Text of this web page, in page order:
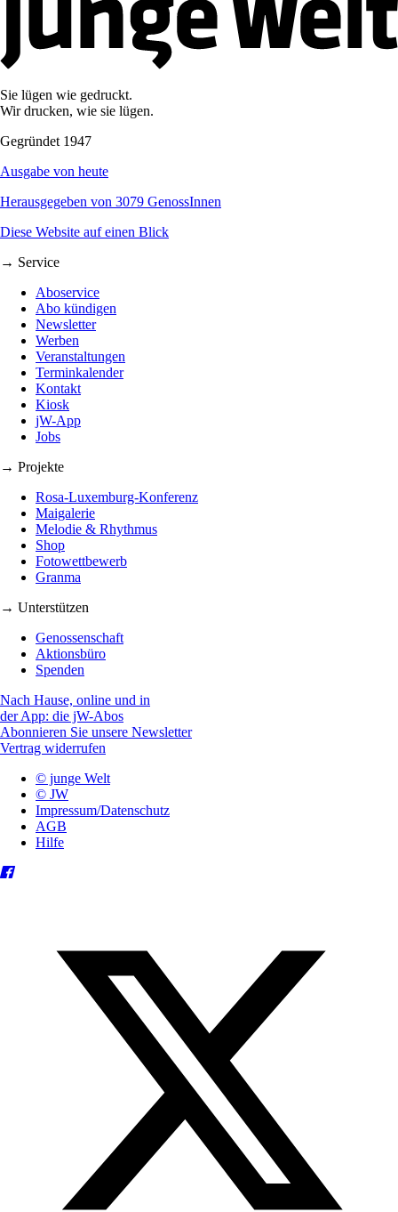
Sie lügen wie gedruckt.
Wir drucken, wie sie lügen.
Gegründet 1947
Ausgabe von heute
Herausgegeben von 3079 GenossInnen
Diese Website auf einen Blick
→ Service
Aboservice
Abo kündigen
Newsletter
Werben
Veranstaltungen
Terminkalender
Kontakt
Kiosk
jW-App
Jobs
→ Projekte
Rosa-Luxemburg-Konferenz
Maigalerie
Melodie & Rhythmus
Shop
Fotowettbewerb
Granma
→ Unterstützen
Genossenschaft
Aktionsbüro
Spenden
Nach Hause, online und in
der App: die jW-Abos
Abonnieren Sie unsere Newsletter
Vertrag widerrufen
© junge Welt
© JW
Impressum/Datenschutz
AGB
Hilfe